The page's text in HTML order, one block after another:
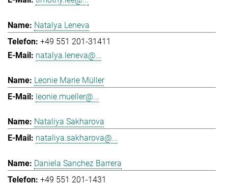
Natalya Leneva
+49 551 201-31411
natalya.leneva@...
Leonie Marie Müller
leonie.mueller@...
Nataliya Sakharova
nataliya.sakharova@...
Daniela Sanchez Barrera
+49 551 201-1431